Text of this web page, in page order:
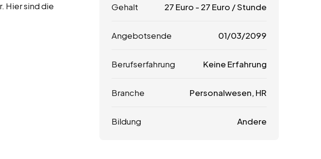
Hier sind die
Gehalt 27 Euro - 27 Euro / Stunde
Angebotsende 01/03/2099
Berufserfahrung Keine Erfahrung
Branche Personalwesen, HR
Bildung Andere